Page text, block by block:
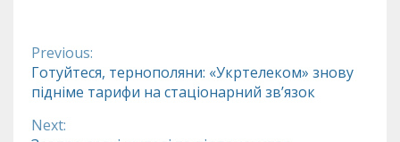
Continue
Reading
Previous:
Готуйтеся, тернополяни: «Укртелеком» знову
підніме тарифи на стаціонарний зв’язок
Next: